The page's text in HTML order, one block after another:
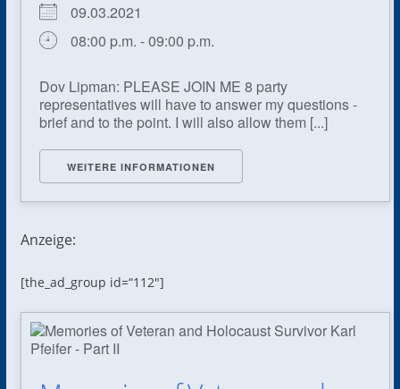
09.03.2021
08:00 p.m. - 09:00 p.m.
Dov Lipman: PLEASE JOIN ME 8 party
representatives will have to answer my questions -
brief and to the point. I will also allow them [...]
WEITERE INFORMATIONEN
Anzeige:
[the_ad_group id=“112″]